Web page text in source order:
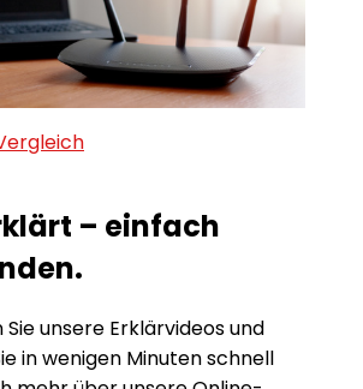
– einfach
unsere Erklärvideos und
in wenigen Minuten schnell